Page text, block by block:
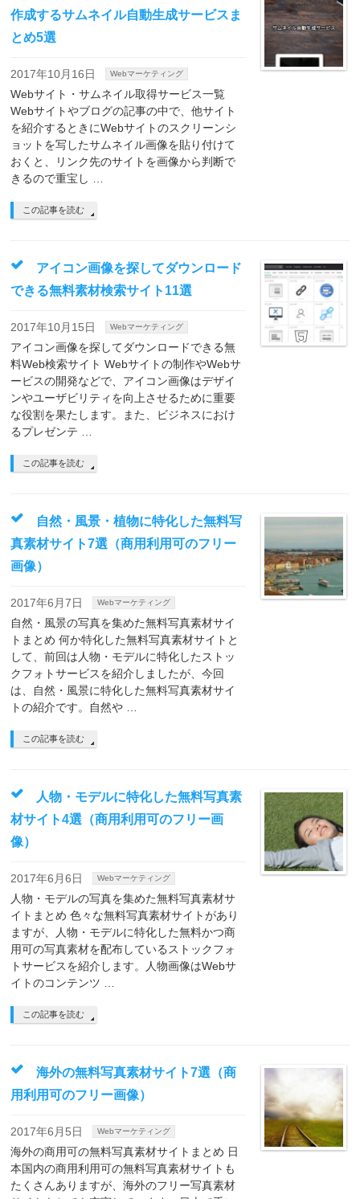
作成するサムネイル自動生成サービスま
とめ5選
2017年10月16日 Webマーケティング
Webサイト・サムネイル取得サービス一覧
Webサイトやブログの記事の中で、他サイト
を紹介するときにWebサイトのスクリーンシ
ョットを写したサムネイル画像を貼り付けて
おくと、リンク先のサイトを画像から判断で
きるので重宝し …
この記事を読む
アイコン画像を探してダウンロード
できる無料素材検索サイト11選
2017年10月15日 Webマーケティング
アイコン画像を探してダウンロードできる無
料Web検索サイト Webサイトの制作やWebサ
ービスの開発などで、アイコン画像はデザイ
ンやユーザビリティを向上させるために重要
な役割を果たします。また、ビジネスにおけ
るプレゼンテ …
この記事を読む
自然・風景・植物に特化した無料写
真素材サイト7選（商用利用可のフリー
画像）
2017年6月7日 Webマーケティング
自然・風景の写真を集めた無料写真素材サイ
トまとめ 何か特化した無料写真素材サイトと
して、前回は人物・モデルに特化したストッ
クフォトサービスを紹介しましたが、今回
は、自然・風景に特化した無料写真素材サイ
トの紹介です。自然や …
この記事を読む
人物・モデルに特化した無料写真素
材サイト4選（商用利用可のフリー画
像）
2017年6月6日 Webマーケティング
人物・モデルの写真を集めた無料写真素材サ
イトまとめ 色々な無料写真素材サイトがあり
ますが、人物・モデルに特化した無料かつ商
用可の写真素材を配布しているストックフォ
トサービスを紹介します。人物画像はWebサ
イトのコンテンツ …
この記事を読む
海外の無料写真素材サイト7選（商
用利用可のフリー画像）
2017年6月5日 Webマーケティング
海外の商用可の無料写真素材サイトまとめ 日
本国内の商用利用可の無料写真素材サイトも
たくさんありますが、海外のフリー写真素材